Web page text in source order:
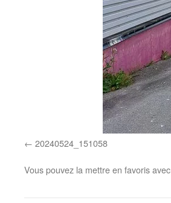
20240524_151058
Vous pouvez la mettre en favoris avec